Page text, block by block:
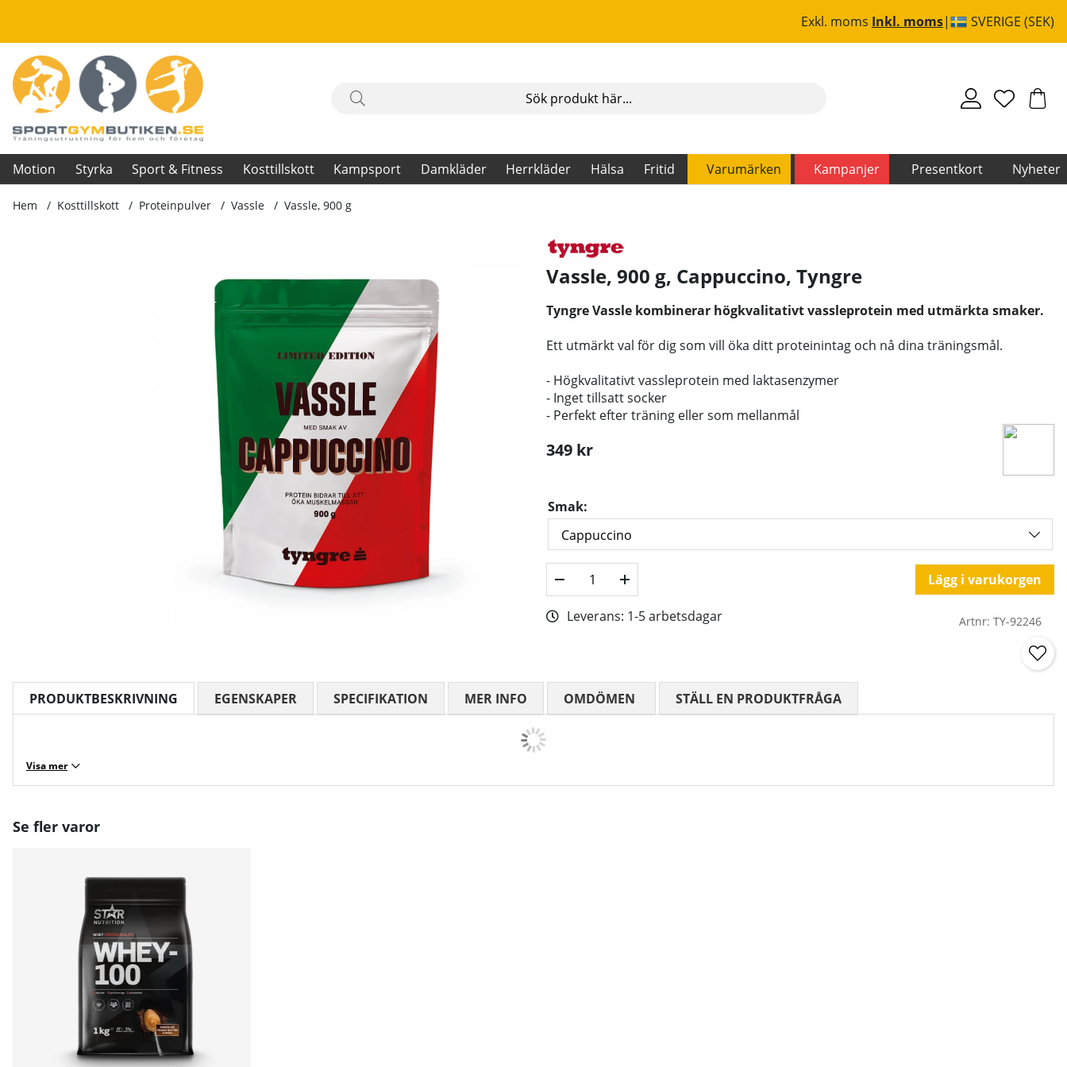
Exkl. moms Inkl. moms SVERIGE (SEK)
Motion Styrka Sport & Fitness Kosttillskott Kampsport Damkläder Herrkläder Hälsa Fritid Varumärken Kampanjer Presentkort Nyheter
Hem Kosttillskott Proteinpulver Vassle Vassle, 900 g
Vassle, 900 g, Cappuccino, Tyngre
Tyngre Vassle kombinerar högkvalitativt vassleprotein med utmärkta smaker.
Ett utmärkt val för dig som vill öka ditt proteinintag och nå dina träningsmål.
- Högkvalitativt vassleprotein med laktasenzymer
- Inget tillsatt socker
- Perfekt efter träning eller som mellanmål
349 kr
Smak:
Lägg i varukorgen
Leverans: 1-5 arbetsdagar Artnr: TY-92246
PRODUKTBESKRIVNING
Visa mer
EGENSKAPER SPECIFIKATION MER INFO OMDÖMEN MEDELBETYG 0 AV 5 ANTAL BETYG 0
STÄLL EN PRODUKTFRÅGA
Se fler varor